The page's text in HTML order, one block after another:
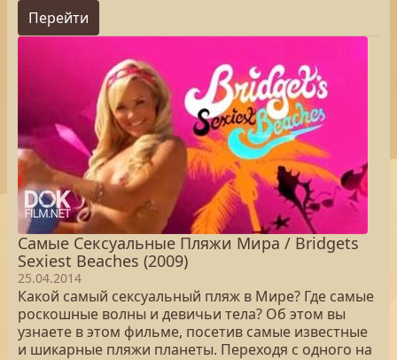
Перейти
Самые Сексуальные Пляжи Мира / Bridgets
Sexiest Beaches (2009)
25.04.2014
Какой самый сексуальный пляж в Мире? Где самые
роскошные волны и девичьи тела? Об этом вы
узнаете в этом фильме, посетив самые известные
и шикарные пляжи планеты. Переходя с одного на